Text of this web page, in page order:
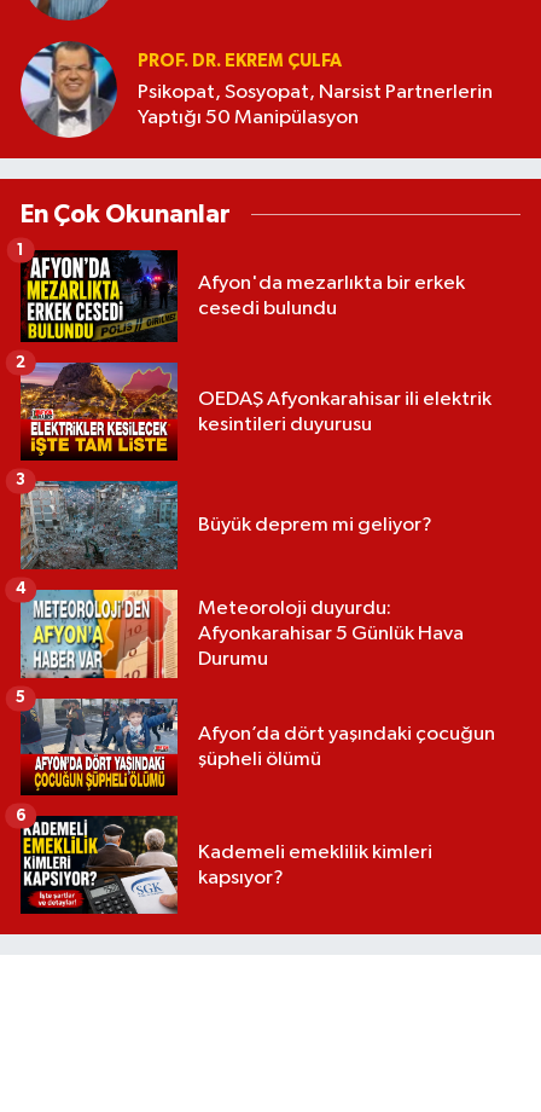
PROF. DR. EKREM ÇULFA
Psikopat, Sosyopat, Narsist Partnerlerin
Yaptığı 50 Manipülasyon
En Çok Okunanlar
Afyon'da mezarlıkta bir erkek
cesedi bulundu
1
OEDAŞ Afyonkarahisar ili elektrik
kesintileri duyurusu
2
Büyük deprem mi geliyor?
3
Meteoroloji duyurdu:
Afyonkarahisar 5 Günlük Hava
Durumu
4
Afyon’da dört yaşındaki çocuğun
şüpheli ölümü
5
Kademeli emeklilik kimleri
kapsıyor?
6